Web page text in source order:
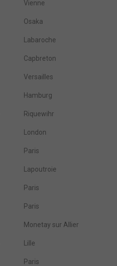
Vienne
Osaka
Labaroche
Capbreton
Versailles
Hamburg
Riquewihr
London
Paris
Lapoutroie
Paris
Paris
Monetay sur Allier
Lille
Paris